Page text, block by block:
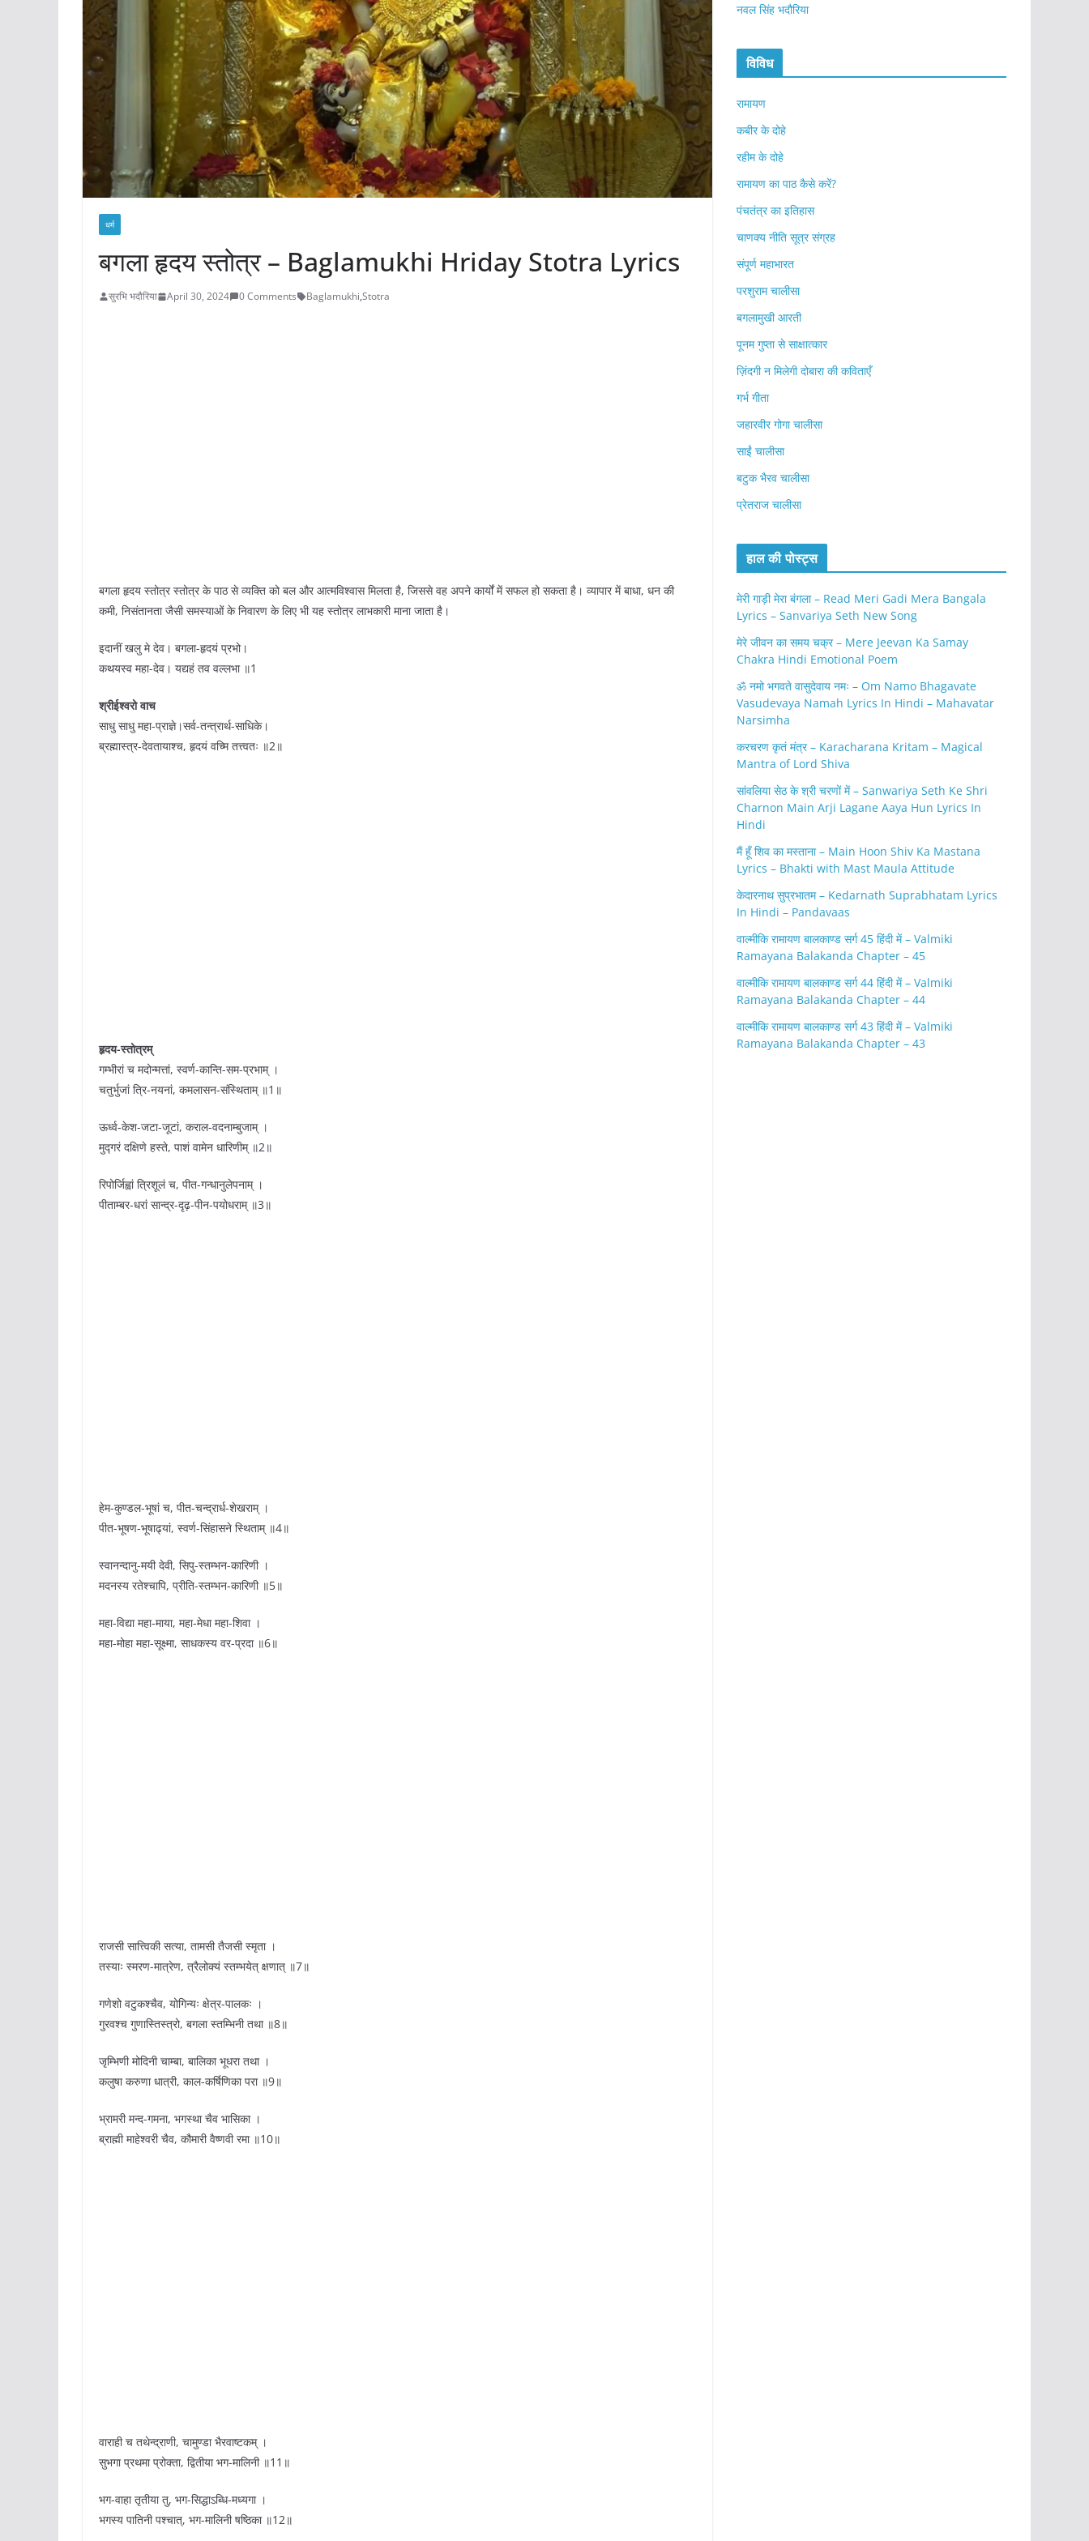
धर्म
बगला हृदय स्तोत्र – Baglamukhi Hriday Stotra Lyrics
सुरभि भदौरिया April 30, 2024 0 Comments Baglamukhi,Stotra
बगला हृदय स्तोत्र स्तोत्र के पाठ से व्यक्ति को बल और आत्मविश्वास मिलता है, जिससे वह अपने कार्यों में सफल हो सकता है। व्यापार में बाधा, धन की
कमी, निसंतानता जैसी समस्याओं के निवारण के लिए भी यह स्तोत्र लाभकारी माना जाता है।
इदानीं खलु मे देव। बगला-हृदयं प्रभो।
कथयस्व महा-देव। यद्यहं तव वल्लभा ॥1
श्रीईश्वरो वाच
साधु साधु महा-प्राज्ञे।सर्व-तन्त्रार्थ-साधिके।
ब्रह्मास्त्र-देवतायाश्च, हृदयं वच्मि तत्त्वतः ॥2॥
हृदय-स्तोत्रम्
गम्भीरां च मदोन्मत्तां, स्वर्ण-कान्ति-सम-प्रभाम् ।
चतुर्भुजां त्रि-नयनां, कमलासन-संस्थिताम् ॥1॥
ऊर्ध्व-केश-जटा-जूटां, कराल-वदनाम्बुजाम् ।
मुद्गरं दक्षिणे हस्ते, पाशं वामेन धारिणीम् ॥2॥
रिपोर्जिह्वां त्रिशूलं च, पीत-गन्धानुलेपनाम् ।
पीताम्बर-धरां सान्द्र-दृढ़-पीन-पयोधराम् ॥3॥
हेम-कुण्डल-भूषां च, पीत-चन्द्रार्ध-शेखराम् ।
पीत-भूषण-भूषाढ्यां, स्वर्ण-सिंहासने स्थिताम् ॥4॥
स्वानन्दानु-मयी देवी, सिपु-स्तम्भन-कारिणी ।
मदनस्य रतेश्चापि, प्रीति-स्तम्भन-कारिणी ॥5॥
महा-विद्या महा-माया, महा-मेधा महा-शिवा ।
महा-मोहा महा-सूक्ष्मा, साधकस्य वर-प्रदा ॥6॥
राजसी सात्त्विकी सत्या, तामसी तैजसी स्मृता ।
तस्याः स्मरण-मात्रेण, त्रैलोक्यं स्तम्भयेत् क्षणात् ॥7॥
गणेशो वटुकश्चैव, योगिन्यः क्षेत्र-पालकः ।
गुरवश्च गुणास्तिस्त्रो, बगला स्तम्भिनी तथा ॥8॥
जृम्भिणी मोदिनी चाम्बा, बालिका भूधरा तथा ।
कलुषा करुणा धात्री, काल-कर्षिणिका परा ॥9॥
भ्रामरी मन्द-गमना, भगस्था चैव भासिका ।
ब्राह्मी माहेश्वरी चैव, कौमारी वैष्णवी रमा ॥10॥
वाराही च तथेन्द्राणी, चामुण्डा भैरवाष्टकम् ।
सुभगा प्रथमा प्रोक्ता, द्वितीया भग-मालिनी ॥11॥
भग-वाहा तृतीया तु, भग-सिद्धाऽब्धि-मध्यगा ।
भगस्य पातिनी पश्चात्, भग-मालिनी षष्ठिका ॥12॥
नवल सिंह भदौरिया
विविध
रामायण
कबीर के दोहे
रहीम के दोहे
रामायण का पाठ कैसे करें?
पंचतंत्र का इतिहास
चाणक्य नीति सूत्र संग्रह
संपूर्ण महाभारत
परशुराम चालीसा
बगलामुखी आरती
पूनम गुप्ता से साक्षात्कार
ज़िंदगी न मिलेगी दोबारा की कविताएँ
गर्भ गीता
जहारवीर गोगा चालीसा
साईं चालीसा
बटुक भैरव चालीसा
प्रेतराज चालीसा
हाल की पोस्ट्स
मेरी गाड़ी मेरा बंगला – Read Meri Gadi Mera Bangala
Lyrics – Sanvariya Seth New Song
मेरे जीवन का समय चक्र – Mere Jeevan Ka Samay
Chakra Hindi Emotional Poem
ॐ नमो भगवते वासुदेवाय नमः – Om Namo Bhagavate
Vasudevaya Namah Lyrics In Hindi – Mahavatar
Narsimha
करचरण कृतं मंत्र – Karacharana Kritam – Magical
Mantra of Lord Shiva
सांवलिया सेठ के श्री चरणों में – Sanwariya Seth Ke Shri
Charnon Main Arji Lagane Aaya Hun Lyrics In
Hindi
मैं हूँ शिव का मस्ताना – Main Hoon Shiv Ka Mastana
Lyrics – Bhakti with Mast Maula Attitude
केदारनाथ सुप्रभातम – Kedarnath Suprabhatam Lyrics
In Hindi – Pandavaas
वाल्मीकि रामायण बालकाण्ड सर्ग 45 हिंदी में – Valmiki
Ramayana Balakanda Chapter – 45
वाल्मीकि रामायण बालकाण्ड सर्ग 44 हिंदी में – Valmiki
Ramayana Balakanda Chapter – 44
वाल्मीकि रामायण बालकाण्ड सर्ग 43 हिंदी में – Valmiki
Ramayana Balakanda Chapter – 43